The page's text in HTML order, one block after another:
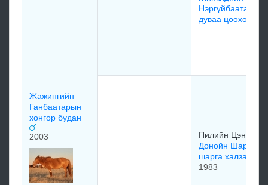
Жажингийн
Ганбаатарын
хонгор будан
2003
Нэргүйбаатарын
дуваа цоохор
Пилийн
Донойн Шарын
шарга халзан
1983